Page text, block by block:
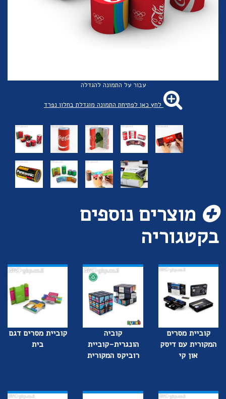
עבור על התמונה להגדלה
לחץ כאן לפתיחת התמונה מוגדלת בחלון נפרד
מוצרים נוספים
בקטגוריה
קוביית מסרים
המקורית עם דיסק
און קי
קוביה
הונגרית-קוביית
רוביקס המקורית
קוביית מסרים דגם
בית